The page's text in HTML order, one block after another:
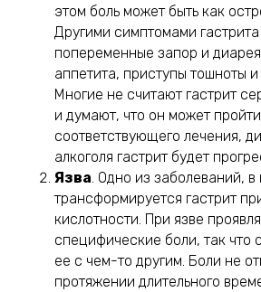
этом боль может быть как
Другими симптомами
попеременные запор и
аппетита, приступы тошноты
Многие не считают гастрит
и думают, что он может
соответствующего лечения,
алкоголя гастрит будет
Язва. Одно из заболеваний, в
трансформируется гастрит
кислотности. При язве
специфические боли, так что
ее с чем-то другим. Боли не
протяжении длительного